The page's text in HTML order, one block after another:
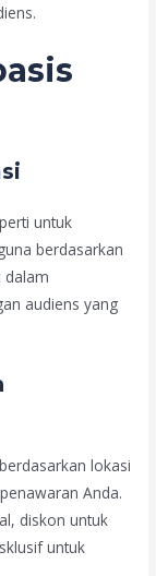
untuk
berdasarkan
dalam
audiens yang
lokasi
Anda.
diskon untuk
untuk